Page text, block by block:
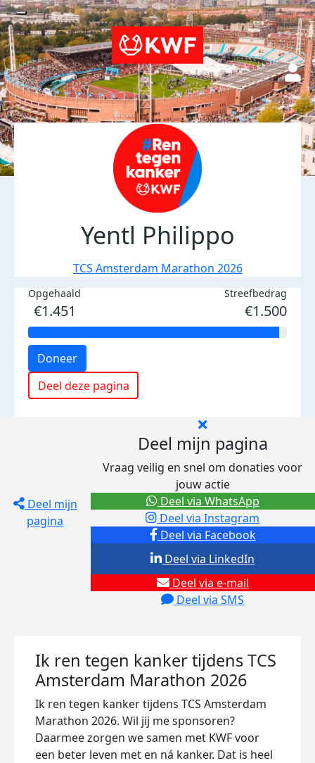
Yentl Philippo
TCS Amsterdam Marathon 2026
Opgehaald
€1.451
Streefbedrag
€1.500
Doneer
Deel deze pagina
Deel mijn
pagina
Deel mijn pagina
Vraag veilig en snel om donaties voor
jouw actie
Deel via Facebook
Deel via Instagram
Deel via e-mail
Deel via SMS
Deel via LinkedIn
Deel via WhatsApp
Ik ren tegen kanker tijdens TCS
Amsterdam Marathon 2026
Ik ren tegen kanker tijdens TCS Amsterdam
Marathon 2026. Wil jij me sponsoren?
Daarmee zorgen we samen met KWF voor
een beter leven met en ná kanker. Dat is heel